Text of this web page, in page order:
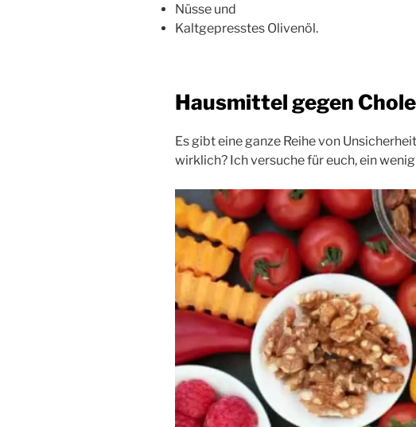
Nüsse und
Kaltgepresstes Olivenöl.
Hausmittel gegen
Es gibt eine ganze Reihe von
wirklich? Ich versuche für euch, ein